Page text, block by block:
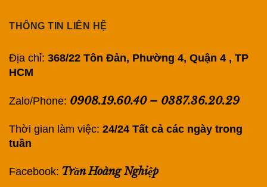
THÔNG TIN LIÊN HỆ
Địa chỉ: 368/22 Tôn Đản, Phường 4, Quận 4 , TP
HCM
Zalo/Phone: 0908.19.60.40– 0387.36.20.29
Thời gian làm việc: 24/24 Tất cả các ngày trong
tuần
Facebook: Trần Hoàng Nghiệp